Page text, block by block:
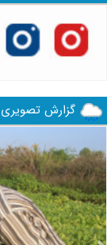
گزارش تصویری